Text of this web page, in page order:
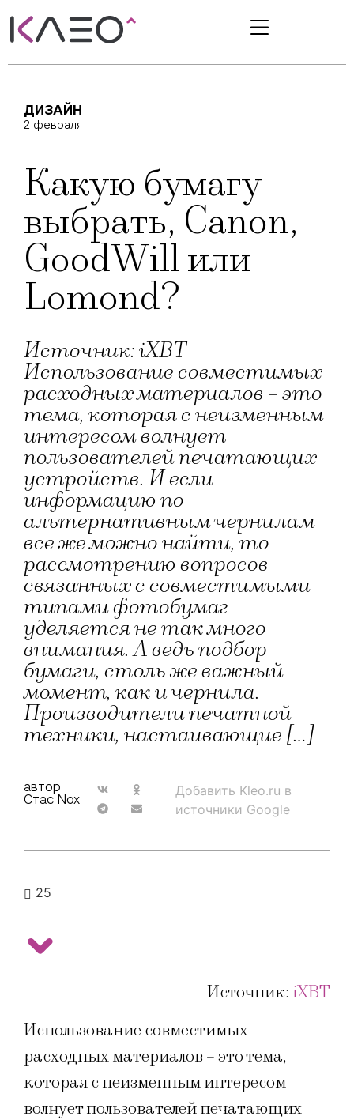
ДИЗАЙН
2 февраля
Какую бумагу
выбрать, Canon,
GoodWill или
Lomond?
Источник: iXBT
Использование совместимых
расходных материалов – это
тема, которая с неизменным
интересом волнует
пользователей печатающих
устройств. И если
информацию по
альтернативным чернилам
все же можно найти, то
рассмотрению вопросов
связанных с совместимыми
типами фотобумаг
уделяется не так много
внимания. А ведь подбор
бумаги, столь же важный
момент, как и чернила.
Производители печатной
техники, настаивающие […]
автор
Стас Nox
Добавить Kleo.ru в
источники Google
25
Источник: iXBT
Использование совместимых
расходных материалов – это тема,
которая с неизменным интересом
волнует пользователей печатающих